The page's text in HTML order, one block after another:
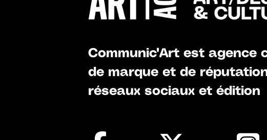
Communic'Art est agence
de marque et de
réseaux sociaux et édition